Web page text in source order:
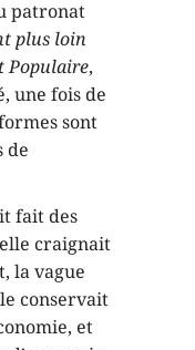
patronat
plus loin
Populaire,
une fois de
sont
de
fait des
craignait
la vague
conservait
et